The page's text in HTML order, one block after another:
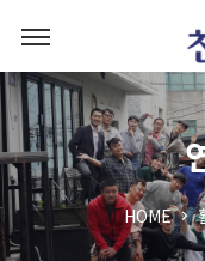
HOME